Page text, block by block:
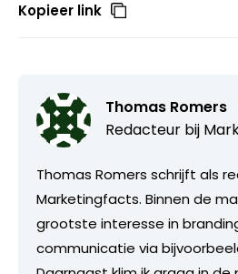
Kopieer link
Thomas Romers
Redacteur bij
Thomas Romers schrijft als
Marketingfacts. Binnen de
grootste interesse in
communicatie via